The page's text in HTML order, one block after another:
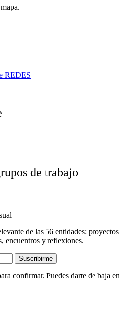
REDES
de trabajo
de las 56 entidades: proyectos
encuentros y reflexiones.
Suscribirme
confirmar. Puedes darte de baja en